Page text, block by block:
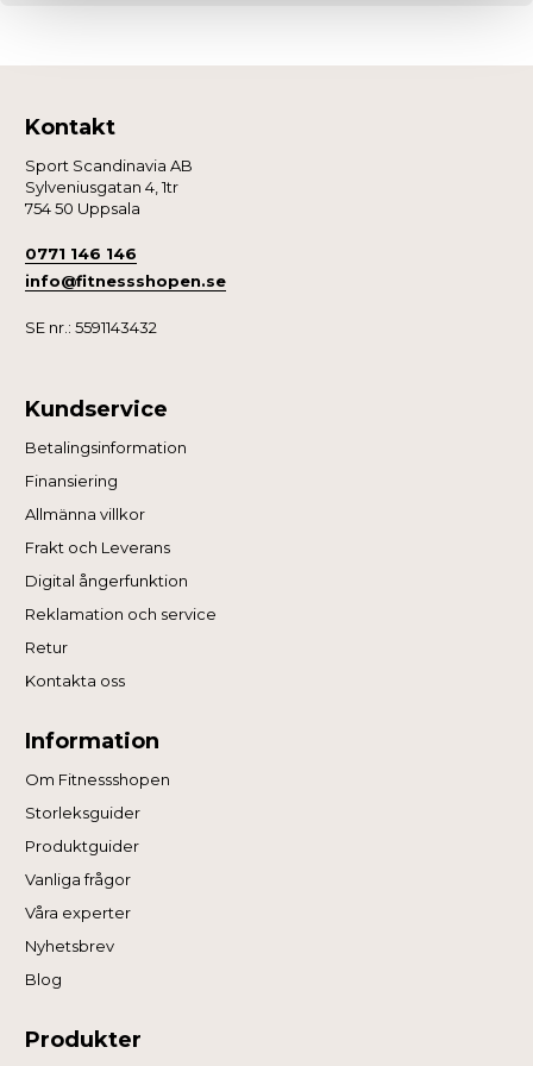
Kontakt
Sport Scandinavia AB
Sylveniusgatan 4, 1tr
754 50 Uppsala
0771 146 146
info@fitnessshopen.se
SE nr.: 5591143432
Kundservice
Betalingsinformation
Finansiering
Allmänna villkor
Frakt och Leverans
Digital ångerfunktion
Reklamation och service
Retur
Kontakta oss
Information
Om Fitnessshopen
Storleksguider
Produktguider
Vanliga frågor
Våra experter
Nyhetsbrev
Blog
Produkter